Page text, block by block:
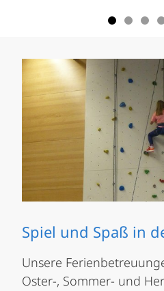
Spiel und Spaß in
Unsere
Oster-, Sommer- und